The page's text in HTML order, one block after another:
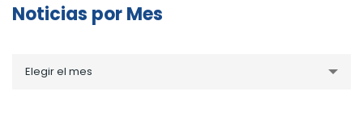
Noticias por Mes
porElegir el mes